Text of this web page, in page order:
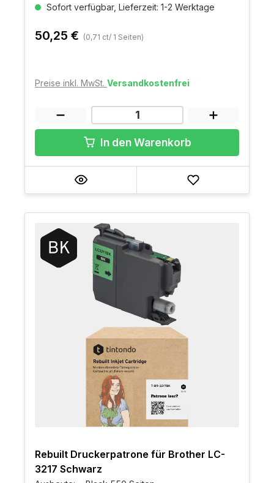
Sofort verfügbar, Lieferzeit: 1-2 Werktage
50,25 € (0,71 ct/ 1 Seiten)
Preise inkl. MwSt. Versandkostenfrei
In den Warenkorb
Rebuilt Druckerpatrone für Brother LC-
3217 Schwarz